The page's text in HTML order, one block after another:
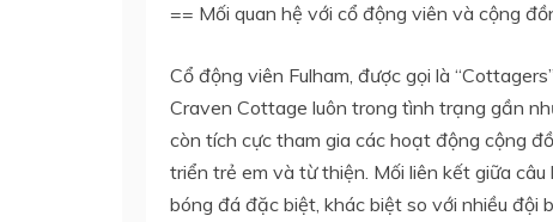
== Mối quan hệ với cổ động viên và cộng
Cổ động viên Fulham, được gọi là
Craven Cottage luôn trong tình trạng gần
còn tích cực tham gia các hoạt động cộng
triển trẻ em và từ thiện. Mối liên kết giữa
bóng đá đặc biệt, khác biệt so với nhiều đội